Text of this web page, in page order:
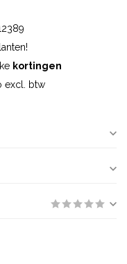
kortingen
excl. btw